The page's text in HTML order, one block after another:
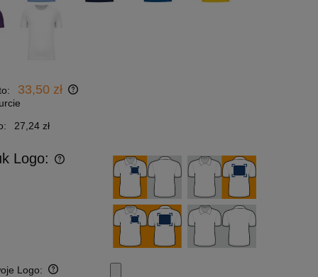
33,50 zł
27,24 zł
Logo:
Logo: